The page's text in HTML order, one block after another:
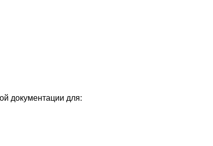
документации для: